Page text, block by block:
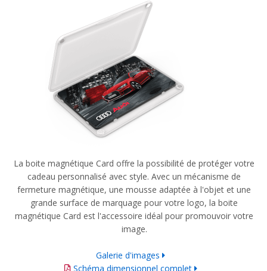
La boite magnétique Card offre la possibilité de protéger votre
cadeau personnalisé avec style. Avec un mécanisme de
fermeture magnétique, une mousse adaptée à l'objet et une
grande surface de marquage pour votre logo, la boite
magnétique Card est l'accessoire idéal pour promouvoir votre
image.
Galerie d'images
Schéma dimensionnel complet